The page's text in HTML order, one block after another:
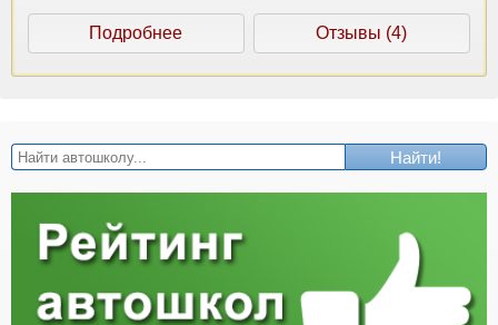
Подробнее Отзывы (4)
Найти!